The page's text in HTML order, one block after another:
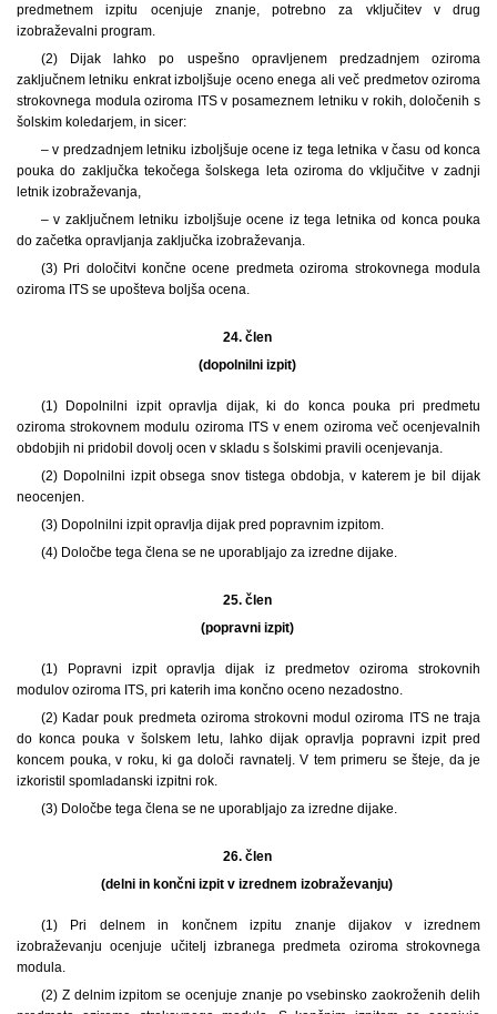
predmetnem izpitu ocenjuje znanje, potrebno za vključitev v drug
izobraževalni program.
(2) Dijak lahko po uspešno opravljenem predzadnjem oziroma
zaključnem letniku enkrat izboljšuje oceno enega ali več predmetov oziroma
strokovnega modula oziroma ITS v posameznem letniku v rokih, določenih s
šolskim koledarjem, in sicer:
– v predzadnjem letniku izboljšuje ocene iz tega letnika v času od konca
pouka do zaključka tekočega šolskega leta oziroma do vključitve v zadnji
letnik izobraževanja,
– v zaključnem letniku izboljšuje ocene iz tega letnika od konca pouka
do začetka opravljanja zaključka izobraževanja.
(3) Pri določitvi končne ocene predmeta oziroma strokovnega modula
oziroma ITS se upošteva boljša ocena.
24. člen
(dopolnilni izpit)
(1) Dopolnilni izpit opravlja dijak, ki do konca pouka pri predmetu
oziroma strokovnem modulu oziroma ITS v enem oziroma več ocenjevalnih
obdobjih ni pridobil dovolj ocen v skladu s šolskimi pravili ocenjevanja.
(2) Dopolnilni izpit obsega snov tistega obdobja, v katerem je bil dijak
neocenjen.
(3) Dopolnilni izpit opravlja dijak pred popravnim izpitom.
(4) Določbe tega člena se ne uporabljajo za izredne dijake.
25. člen
(popravni izpit)
(1) Popravni izpit opravlja dijak iz predmetov oziroma strokovnih
modulov oziroma ITS, pri katerih ima končno oceno nezadostno.
(2) Kadar pouk predmeta oziroma strokovni modul oziroma ITS ne traja
do konca pouka v šolskem letu, lahko dijak opravlja popravni izpit pred
koncem pouka, v roku, ki ga določi ravnatelj. V tem primeru se šteje, da je
izkoristil spomladanski izpitni rok.
(3) Določbe tega člena se ne uporabljajo za izredne dijake.
26. člen
(delni in končni izpit v izrednem izobraževanju)
(1) Pri delnem in končnem izpitu znanje dijakov v izrednem
izobraževanju ocenjuje učitelj izbranega predmeta oziroma strokovnega
modula.
(2) Z delnim izpitom se ocenjuje znanje po vsebinsko zaokroženih delih